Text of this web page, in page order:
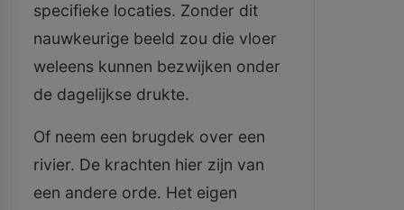
specifieke locaties. Zonder dit
nauwkeurige beeld zou die vloer
weleens kunnen bezwijken onder
de dagelijkse drukte.
Of neem een brugdek over een
rivier. De krachten hier zijn van
een andere orde. Het eigen